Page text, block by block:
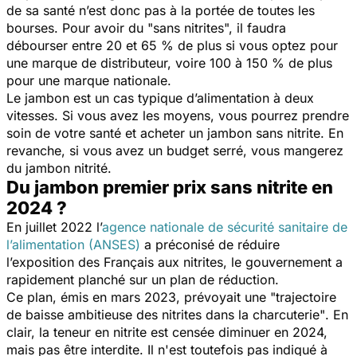
de sa santé n’est donc pas à la portée de toutes les
bourses. Pour avoir du "sans nitrites", il faudra
débourser entre 20 et 65 % de plus si vous optez pour
une marque de distributeur, voire 100 à 150 % de plus
pour une marque nationale.
Le jambon est un cas typique d’alimentation à deux
vitesses. Si vous avez les moyens, vous pourrez prendre
soin de votre santé et acheter un jambon sans nitrite. En
revanche, si vous avez un budget serré, vous mangerez
du jambon nitrité.
Du jambon premier prix sans nitrite en
2024 ?
En juillet 2022 l’agence nationale de sécurité sanitaire de
l’alimentation (ANSES) a préconisé de réduire
l’exposition des Français aux nitrites, le gouvernement a
rapidement planché sur un plan de réduction.
Ce plan, émis en mars 2023, prévoyait une "trajectoire
de baisse ambitieuse des nitrites dans la charcuterie". En
clair, la teneur en nitrite est censée diminuer en 2024,
mais pas être interdite. Il n'est toutefois pas indiqué à